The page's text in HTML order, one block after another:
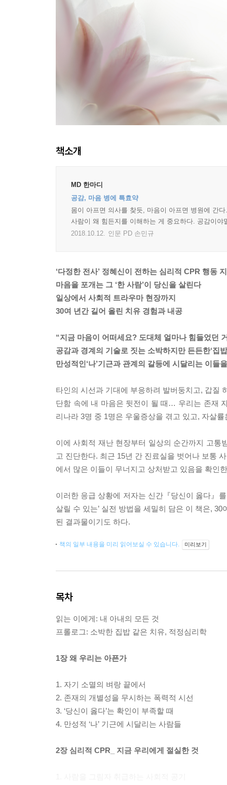
책소개
MD 한마디
공감, 마음 병에 특효약
몸이 아프면 의사를 찾듯, 마음이 아프면 병원에 간
사람이 왜 힘든지를 이해하는 게 중요하다. 공감이야
2018.10.12. 인문 PD 손민규
‘다정한 전사’ 정혜신이 전하는 심리적 CPR 행동
마음을 포개는 그 ‘한 사람’이 당신을 살린다
일상에서 사회적 트라우마 현장까지
30여 년간 길어 올린 치유 경험과 내공
“지금 마음이 어떠세요? 도대체 얼마나 힘들었던
공감과 경계의 기술로 짓는 소박하지만 든든한‘집
만성적인‘나’기근과 관계의 갈등에 시달리는 이들
타인의 시선과 기대에 부응하려 발버둥치고, 갑질
단함 속에 내 마음은 뒷전이 될 때… 우리는 존재
리나라 3명 중 1명은 우울증상을 겪고 있고, 자살
이에 사회적 재난 현장부터 일상의 순간까지 고통
고 진단한다. 최근 15년 간 진료실을 벗어나 보통
에서 많은 이들이 무너지고 상처받고 있음을 확인
이러한 응급 상황에 저자는 신간『당신이 옳다』
살릴 수 있는’ 실전 방법을 세밀히 담은 이 책은,
된 결과물이기도 하다.
책의 일부 내용을 미리 읽어보실 수 있습니다. 미리보기
목차
읽는 이에게: 내 아내의 모든 것
프롤로그: 소박한 집밥 같은 치유, 적정심리학
1장 왜 우리는 아픈가
1. 자기 소멸의 벼랑 끝에서
2. 존재의 개별성을 무시하는 폭력적 시선
3. ‘당신이 옳다’는 확인이 부족할 때
4. 만성적 ‘나’ 기근에 시달리는 사람들
2장 심리적 CPR_ 지금 우리에게 절실한 것